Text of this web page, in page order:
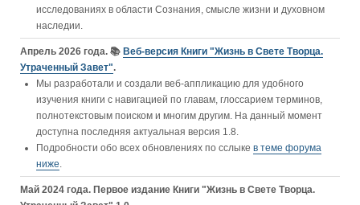
исследованиях в области Сознания, смысле жизни и духовном
наследии.
Апрель 2026 года. 📚 Веб-версия Книги "Жизнь в Свете Творца.
Утраченный Завет".
Мы разработали и создали веб-аппликацию для удобного
изучения книги c навигацией по главам, глоссарием терминов,
полнотекстовым поиском и многим другим. На данный момент
доступна последняя актуальная версия 1.8.
Подробности обо всех обновлениях по сслыке в теме форума
ниже.
Май 2024 года. Первое издание Книги "Жизнь в Свете Творца.